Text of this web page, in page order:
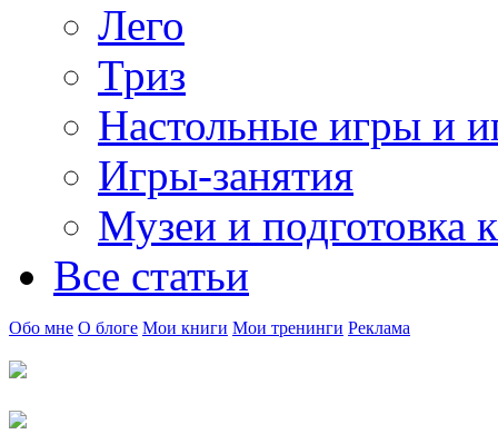
Лего
Триз
Настольные игры и
Игры-занятия
Музеи и подготовка
Все статьи
Обо мне О блоге Мои книги Мои тренинги Реклама